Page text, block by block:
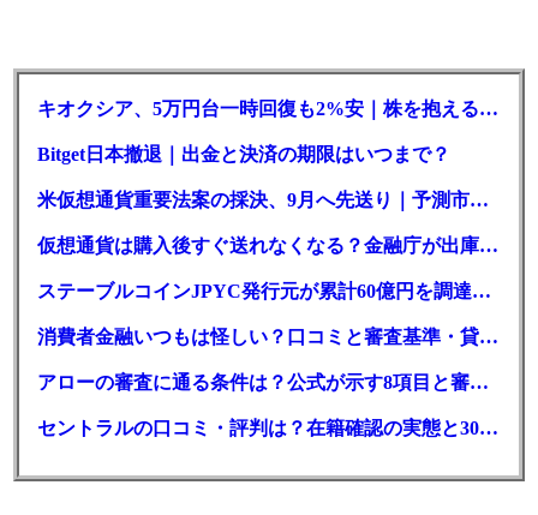
キオクシア、5万円台一時回復も2%安｜株を抱える東芝は純利益30倍
Bitget日本撤退｜出金と決済の期限はいつまで？
米仮想通貨重要法案の採決、9月へ先送り｜予測市場の成立確率は14%に
仮想通貨は購入後すぐ送れなくなる？金融庁が出庫制限を要請
ステーブルコインJPYC発行元が累計60億円を調達、物流大手も出資参画
消費者金融いつもは怪しい？口コミと審査基準・貸付条件を調査
アローの審査に通る条件は？公式が示す8項目と審査時間
セントラルの口コミ・評判は？在籍確認の実態と30日金利0円の落とし穴